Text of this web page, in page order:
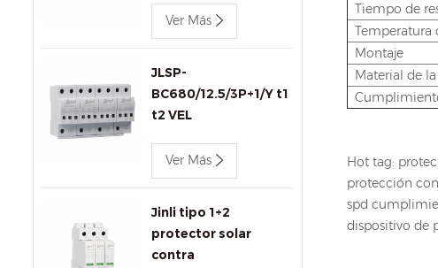
SPD JLSP-
GA440/80/4P
Ver Más
JLSP-
BC680/12.5/3P+1/Y t1
t2 VEL
Ver Más
Jinli tipo 1+2
protector solar
contra
Tiempo de
Montaje
Material de la
Hot tag:
protección
spd
dispositivo de